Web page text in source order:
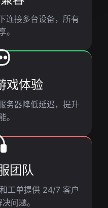
连接多台设备，所有
。
戏体验
务器降低延迟，提升
。
团队
工单提供 24/7 客户
问题。